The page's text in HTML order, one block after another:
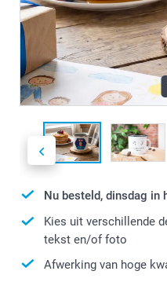
Nu besteld, dinsdag in
Kies uit verschillende
tekst en/of foto
Afwerking van hoge